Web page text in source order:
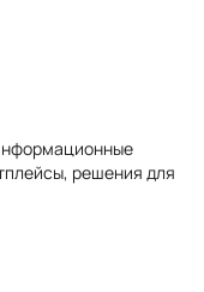
решения для